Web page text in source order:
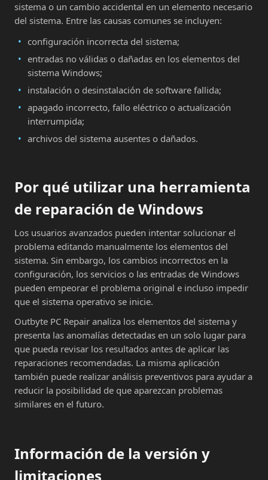
sistema o un cambio accidental en un elemento necesario
del sistema. Entre las causas comunes se incluyen:
configuración incorrecta del sistema;
entradas no válidas o dañadas en los elementos del
sistema Windows;
instalación o desinstalación de software fallida;
apagado incorrecto, fallo eléctrico o actualización
interrumpida;
archivos del sistema ausentes o dañados.
Por qué utilizar una herramienta
de reparación de Windows
Los usuarios avanzados pueden intentar solucionar el
problema editando manualmente los elementos del
sistema. Sin embargo, los cambios incorrectos en la
configuración, los servicios o las entradas de Windows
pueden empeorar el problema original e incluso impedir
que el sistema operativo se inicie.
Outbyte PC Repair analiza los elementos del sistema y
presenta las anomalías detectadas en un solo lugar para
que pueda revisar los resultados antes de aplicar las
reparaciones recomendadas. La misma aplicación
también puede realizar análisis preventivos para ayudar a
reducir la posibilidad de que aparezcan problemas
similares en el futuro.
Información de la versión y
limitaciones